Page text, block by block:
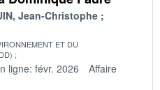
Jean-Christophe
ET DU
ligne: févr. 2026
Affaire